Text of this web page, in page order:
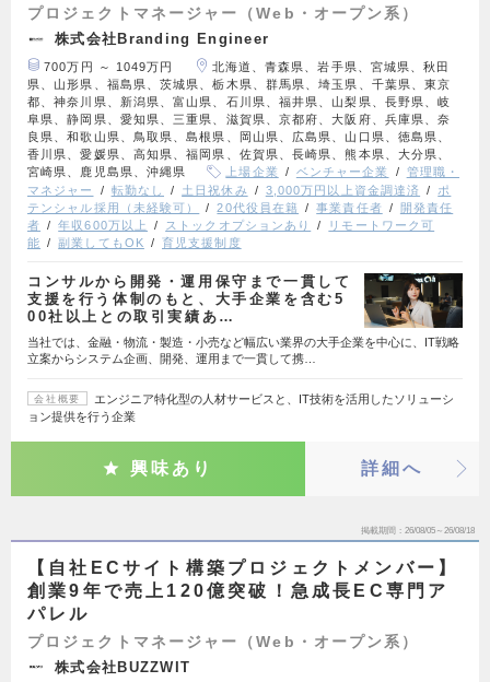
プロジェクトマネージャー（Web・オープン系）
株式会社Branding Engineer
700万円 ～ 1049万円
北海道、青森県、岩手県、宮城県、秋田
県、山形県、福島県、茨城県、栃木県、群馬県、埼玉県、千葉県、東京
都、神奈川県、新潟県、富山県、石川県、福井県、山梨県、長野県、岐
阜県、静岡県、愛知県、三重県、滋賀県、京都府、大阪府、兵庫県、奈
良県、和歌山県、鳥取県、島根県、岡山県、広島県、山口県、徳島県、
香川県、愛媛県、高知県、福岡県、佐賀県、長崎県、熊本県、大分県、
宮崎県、鹿児島県、沖縄県
上場企業 ベンチャー企業
管理職・
マネジャー
転勤なし 土日祝休み 3,000万円以上資金調達済
ポ
テンシャル採用（未経験可）
20代役員在籍 事業責任者
開発責任
者
年収600万以上 ストックオプションあり
リモートワーク可
能
副業してもOK 育児支援制度
コンサルから開発・運用保守まで一貫して
支援を行う体制のもと、大手企業を含む5
00社以上との取引実績あ…
当社では、金融・物流・製造・小売など幅広い業界の大手企業を中心に、IT戦略
立案からシステム企画、開発、運用まで一貫して携…
会社概要
エンジニア特化型の人材サービスと、IT技術を活用したソリューシ
ョン提供を行う企業
興味あり 詳細へ
掲載期間 26/08/05～26/08/18
【自社ECサイト構築プロジェクトメンバー】
創業9年で売上120億突破！急成長EC専門ア
パレル
プロジェクトマネージャー（Web・オープン系）
株式会社BUZZWIT